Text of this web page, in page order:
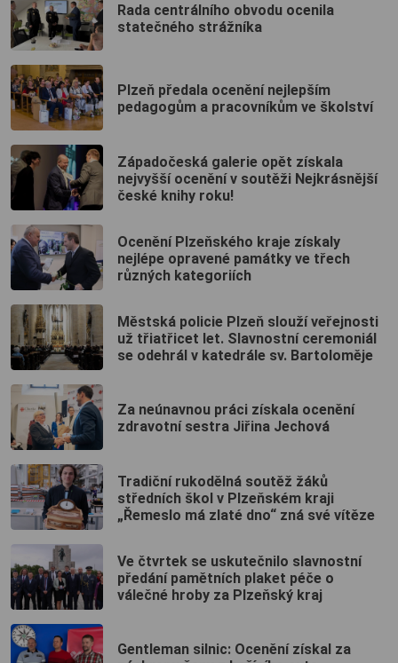
Rada centrálního obvodu ocenila
statečného strážníka
Plzeň předala ocenění nejlepším
pedagogům a pracovníkům ve školství
Západočeská galerie opět získala
nejvyšší ocenění v soutěži Nejkrásnější
české knihy roku!
Ocenění Plzeňského kraje získaly
nejlépe opravené památky ve třech
různých kategoriích
Městská policie Plzeň slouží veřejnosti
už třiatřicet let. Slavnostní ceremoniál
se odehrál v katedrále sv. Bartoloměje
Za neúnavnou práci získala ocenění
zdravotní sestra Jiřina Jechová
Tradiční rukodělná soutěž žáků
středních škol v Plzeňském kraji
„Řemeslo má zlaté dno“ zná své vítěze
Ve čtvrtek se uskutečnilo slavnostní
předání pamětních plaket péče o
válečné hroby za Plzeňský kraj
Gentleman silnic: Ocenění získal za